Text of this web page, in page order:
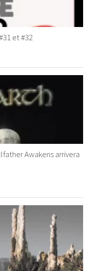
et #32
Awakens arrivera